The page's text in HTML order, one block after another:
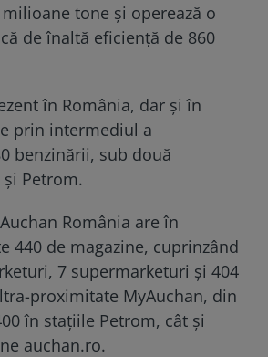
tone și operează o
de înaltă eficiență de 860
în România, dar și în
prin intermediul a
benzinării, sub două
Petrom.
România are în
440 de magazine, cuprinzând
7 supermarketuri și 404
proximitate MyAuchan, din
în stațiile Petrom, cât și
auchan.ro.